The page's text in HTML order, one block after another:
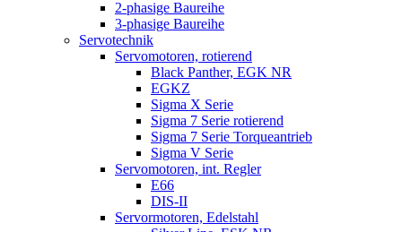
2-phasige Baureihe
3-phasige Baureihe
Servotechnik
Servomotoren, rotierend
Black Panther, EGK NR
EGKZ
Sigma X Serie
Sigma 7 Serie rotierend
Sigma 7 Serie Torqueantrieb
Sigma V Serie
Servomotoren, int. Regler
E66
DIS-II
Servormotoren, Edelstahl